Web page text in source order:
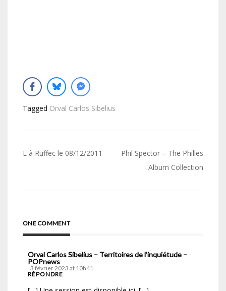
Tagged Orval Carlos Sibelius
Navigation
L à Ruffec le 08/12/2011
Phil Spector – The Philles
Album Collection
ONE COMMENT
Orval Carlos Sibelius – Territoires de l’inquiétude –
POPnews
3 février 2023 at 10h41
RÉPONDRE